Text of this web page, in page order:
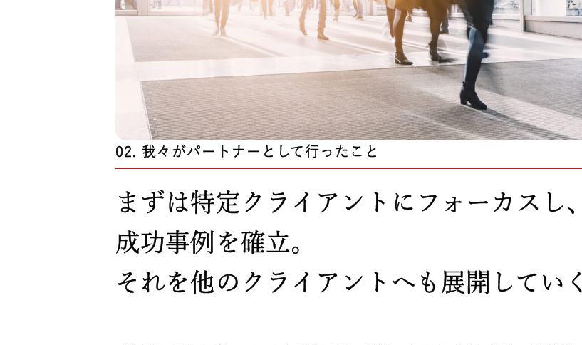
我々がパートナーとして行ったこと
まずは特定クライアントにフォーカスし、
成功事例を確立。
それを他のクライアントへも展開していく